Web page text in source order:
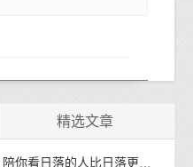
精选文章
看日落的人比日落更浪漫